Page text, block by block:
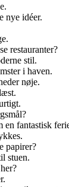
nye idéer.
restauranter?
stil.
i haven.
nøje.
en fantastisk
papirer?
stuen.